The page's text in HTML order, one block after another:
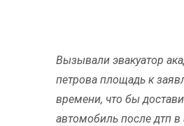
Вызывали эвакуатор
петрова площадь к
времени, что бы
автомобиль после дтп в